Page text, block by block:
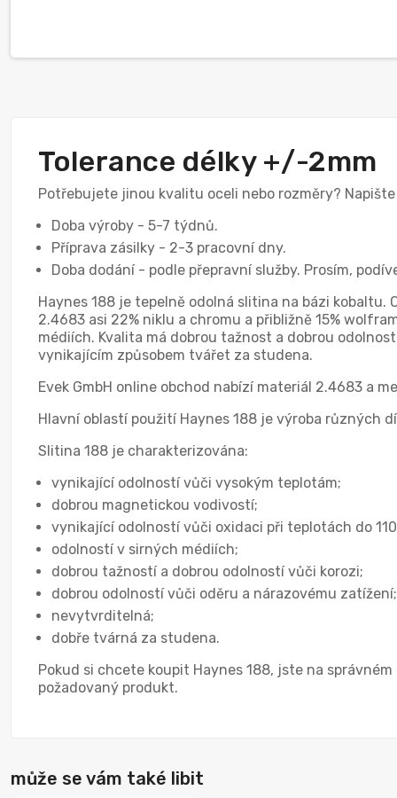
Tolerance délky +/-2mm
Potřebujete jinou kvalitu oceli nebo rozměry?
Doba výroby - 5-7 týdnů.
Příprava zásilky - 2-3 pracovní dny.
Doba dodání - podle přepravní služby. Prosím,
Haynes 188 je tepelně odolná slitina na bázi
2.4683 asi 22% niklu a chromu a přibližně 15%
médiích. Kvalita má dobrou tažnost a dobrou
vynikajícím způsobem tvářet za studena.
Evek GmbH online obchod nabízí materiál 2.4683 a
Hlavní oblastí použití Haynes 188 je výroba různých
Slitina 188 je charakterizována:
vynikající odolností vůči vysokým teplotám;
dobrou magnetickou vodivostí;
vynikající odolností vůči oxidaci při teplotách do
odolností v sirných médiích;
dobrou tažností a dobrou odolností vůči korozi;
dobrou odolností vůči oděru a nárazovému zatížení;
nevytvrditelná;
dobře tvárná za studena.
Pokud si chcete koupit Haynes 188, jste na
požadovaný produkt.
může se vám také libit